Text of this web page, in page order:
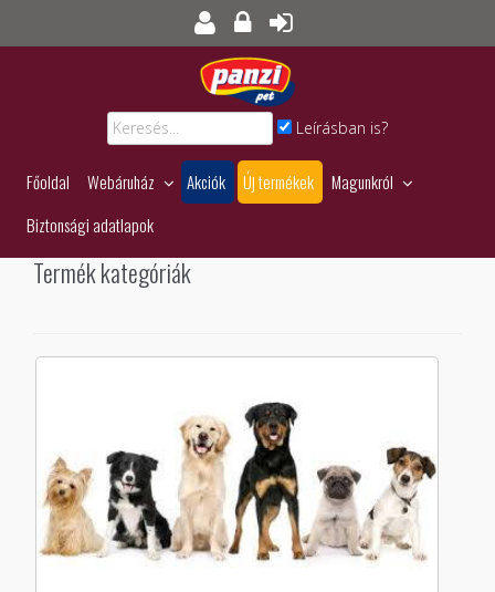
Leírásban is?
Főoldal Webáruház Akciók Új termékek
Magunkról
Biztonsági adatlapok
Termék kategóriák